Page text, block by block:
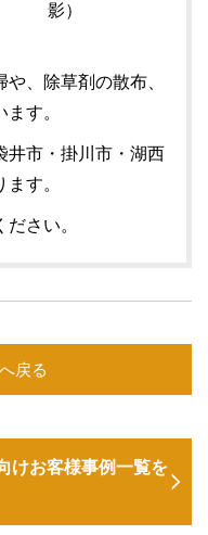
影）
、除草剤の散布、
す。
井市・掛川市・湖西
す。
さい。
戻る
けお客様事例一覧を